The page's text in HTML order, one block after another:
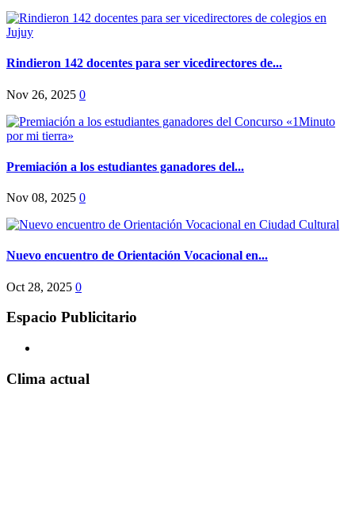
Rindieron 142 docentes para ser vicedirectores de...
Nov 26, 2025 0
Premiación a los estudiantes ganadores del...
Nov 08, 2025 0
Nuevo encuentro de Orientación Vocacional en...
Oct 28, 2025 0
Espacio Publicitario
Clima actual